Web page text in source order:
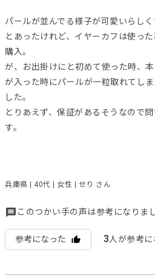
パールが並んでる様子が可愛いらし
とあったけれど、イヤーカフは使っ
購入。
が、お出掛けにと初めて使った時、
が入った時にパールが一粒取れてし
した。
とりあえず、保証があるそうなので
す。
兵庫県 | 40代 | 女性 | せり さん
このつかい手の声は参考になりま
参考になった 3人が参考に